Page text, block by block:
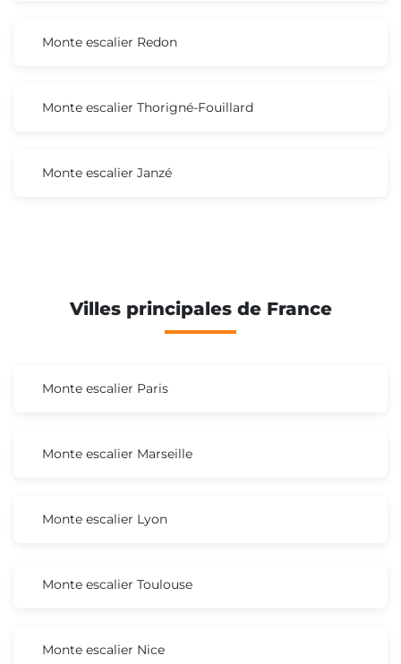
Monte escalier Redon
Monte escalier Thorigné-Fouillard
Monte escalier Janzé
Villes principales de France
Monte escalier Paris
Monte escalier Marseille
Monte escalier Lyon
Monte escalier Toulouse
Monte escalier Nice